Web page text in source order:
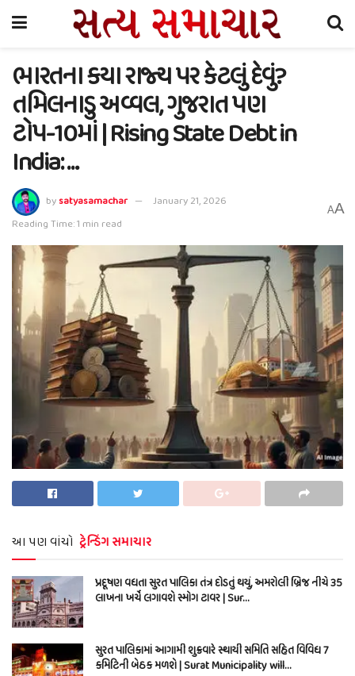
ભારતના કયા રાજ્ય પર કેટલું દેવું?
તમિલનાડુ અવ્વલ, ગુજરાત પણ
ટોપ-10માં | Rising State Debt in
India: …
bysatyasamachar
January 21, 2026
Reading Time: 1 min read
AA
આ પણ વાંચો ટ્રેન્ડિંગ સમાચાર
પ્રદૂષણ વધતા સુરત પાલિકા તંત્ર દોડતું થયું, અમરોલી બ્રિજ નીચે 35
લાખના ખર્ચે લગાવશે સ્મોગ ટાવર | Sur…
સુરત પાલિકામાં આગામી શુક્રવારે સ્થાયી સમિતિ સહિત વિવિધ 7
કમિટિની બેઠક મળશે | Surat Municipality will…